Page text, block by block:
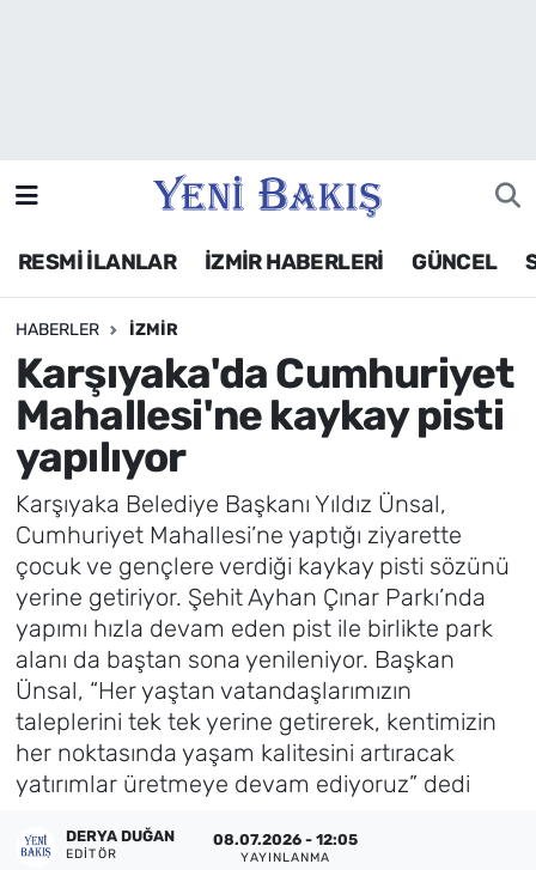
RESMİ İLANLAR İZMİR HABERLERİ GÜNCEL
HABERLER İZMIR
Karşıyaka'da Cumhuriyet
Mahallesi'ne kaykay pisti
yapılıyor
Karşıyaka Belediye Başkanı Yıldız Ünsal,
Cumhuriyet Mahallesi’ne yaptığı ziyarette
çocuk ve gençlere verdiği kaykay pisti sözünü
yerine getiriyor. Şehit Ayhan Çınar Parkı’nda
yapımı hızla devam eden pist ile birlikte park
alanı da baştan sona yenileniyor. Başkan
Ünsal, “Her yaştan vatandaşlarımızın
taleplerini tek tek yerine getirerek, kentimizin
her noktasında yaşam kalitesini artıracak
yatırımlar üretmeye devam ediyoruz” dedi
DERYA DUĞAN
EDITÖR
08.07.2026 - 12:05
YAYINLANMA
Siyaset
Asayiş / Polis-Adliye
Spor
Magazin
Foto Galeri
Künye
İletişim